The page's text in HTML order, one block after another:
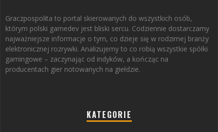
Graczpospolita to portal skierowanych do wszystkich osób,
którym polski gamedev jest bliski sercu. Codziennie dostarczamy
najważniejsze informacje o tym, co dzieje się w rodzimej branży
elektronicznej rozrywki. Analizujemy to co robią wszystkie spółki
gamingowe – zaczynając od indyków, a kończąc na
producentach gier notowanych na giełdzie.
KATEGORIE